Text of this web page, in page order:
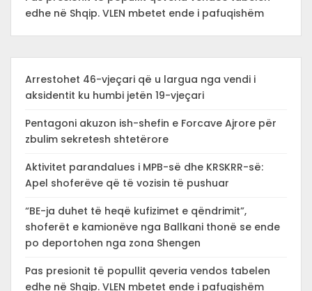
edhe në Shqip. VLEN mbetet ende i pafuqishëm
Arrestohet 46-vjeçari që u largua nga vendi i
aksidentit ku humbi jetën 19-vjeçari
Pentagoni akuzon ish-shefin e Forcave Ajrore për
zbulim sekretesh shtetërore
Aktivitet parandalues i MPB-së dhe KRSKRR-së:
Apel shoferëve që të vozisin të pushuar
“BE-ja duhet të heqë kufizimet e qëndrimit”,
shoferët e kamionëve nga Ballkani thonë se ende
po deportohen nga zona Shengen
Pas presionit të popullit qeveria vendos tabelen
edhe në Shqip. VLEN mbetet ende i pafuqishëm